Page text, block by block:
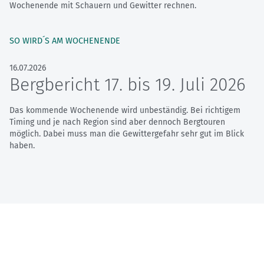
Wochenende mit Schauern und Gewitter rechnen.
SO WIRD´S AM WOCHENENDE
16.07.2026
Bergbericht 17. bis 19. Juli 2026
Das kommende Wochenende wird unbeständig. Bei richtigem
Timing und je nach Region sind aber dennoch Bergtouren
möglich. Dabei muss man die Gewittergefahr sehr gut im Blick
haben.